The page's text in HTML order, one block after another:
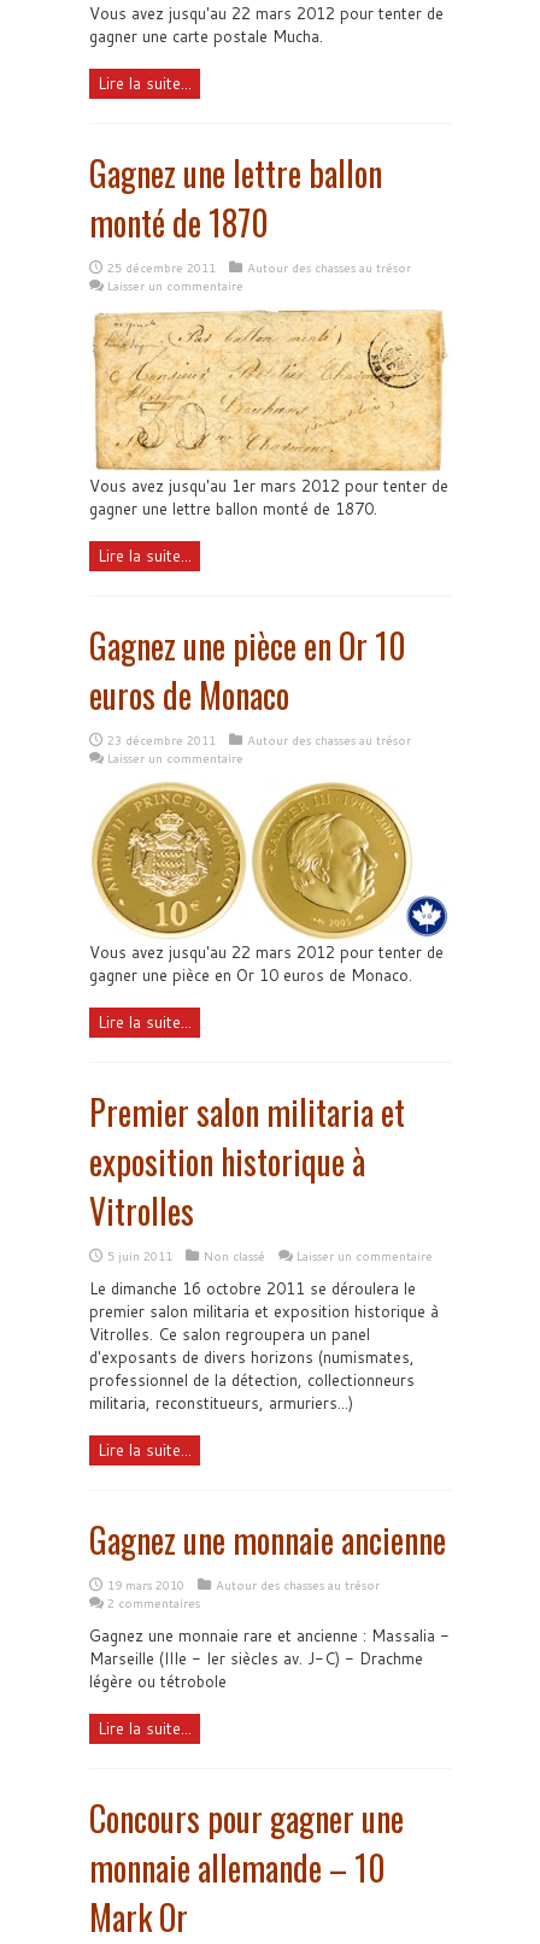
Vous avez jusqu'au 22 mars 2012 pour tenter de
gagner une carte postale Mucha.
Lire la suite...
Gagnez une lettre ballon
monté de 1870
25 décembre 2011
Autour des chasses au trésor
Laisser un commentaire
Vous avez jusqu'au 1er mars 2012 pour tenter de
gagner une lettre ballon monté de 1870.
Lire la suite...
Gagnez une pièce en Or 10
euros de Monaco
23 décembre 2011
Autour des chasses au trésor
Laisser un commentaire
Vous avez jusqu'au 22 mars 2012 pour tenter de
gagner une pièce en Or 10 euros de Monaco.
Lire la suite...
Premier salon militaria et
exposition historique à
Vitrolles
5 juin 2011 Non classé Laisser un commentaire
Le dimanche 16 octobre 2011 se déroulera le
premier salon militaria et exposition historique à
Vitrolles. Ce salon regroupera un panel
d'exposants de divers horizons (numismates,
professionnel de la détection, collectionneurs
militaria, reconstitueurs, armuriers...)
Lire la suite...
Gagnez une monnaie ancienne
19 mars 2010
Autour des chasses au trésor
2 commentaires
Gagnez une monnaie rare et ancienne : Massalia -
Marseille (IIIe - Ier siècles av. J-C) - Drachme
légère ou tétrobole
Lire la suite...
Concours pour gagner une
monnaie allemande – 10
Mark Or